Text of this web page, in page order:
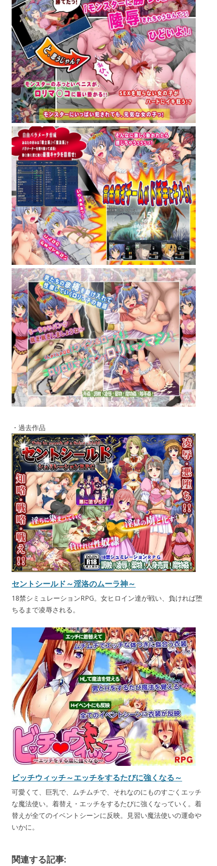
・過去作品
セントシールド～淫洛のムーラ神～
18禁シミュレーションRPG。女ヒロイン達が戦い、負ければ堕
ちるまで凌辱される。
ビッチウィッチ～エッチをするたびに強くなる～
可愛くて、巨乳で、ムチムチで、それなのにものすごくエッチ
な魔法使い。着替え・エッチをするたびに強くなっていく。着
替えが全てのイベントシーンに反映。見習い魔法使いの運命や
いかに。
関連する記事: